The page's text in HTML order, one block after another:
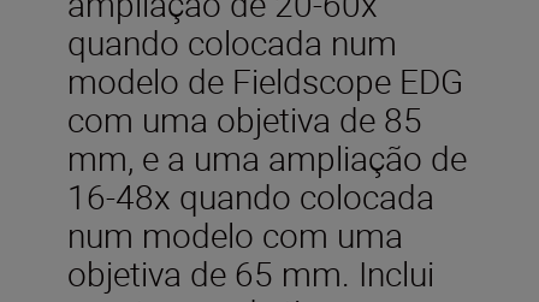
quando colocada num
modelo de Fieldscope EDG
com uma objetiva de 85
mm, e a uma ampliação de
16-48x quando colocada
num modelo com uma
objetiva de 65 mm. Inclui